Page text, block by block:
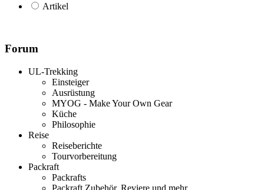
Artikel
Forum
UL-Trekking
Einsteiger
Ausrüstung
MYOG - Make Your Own Gear
Küche
Philosophie
Reise
Reiseberichte
Tourvorbereitung
Packraft
Packrafts